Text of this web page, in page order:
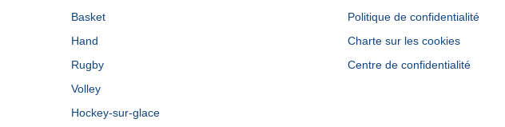
Basket
Hand
Rugby
Volley
Hockey-sur-glace
Politique de confidentialité
Charte sur les cookies
Centre de confidentialité